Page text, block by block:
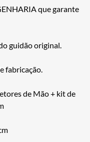
que garante
guidão original.
fabricação.
de Mão + kit de